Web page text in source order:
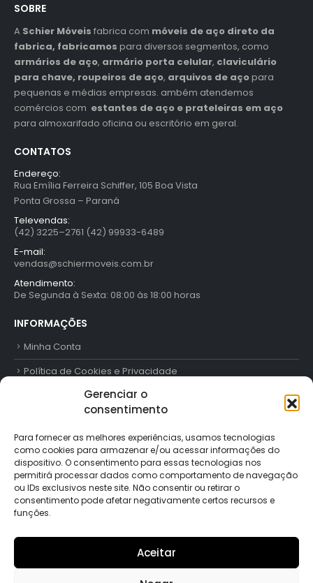
Gerenciar o
consentimento
Para fornecer as melhores experiências, usamos tecnologias
como cookies para armazenar e/ou acessar informações do
dispositivo. O consentimento para essas tecnologias nos
permitirá processar dados como comportamento de navegação
ou IDs exclusivos neste site. Não consentir ou retirar o
consentimento pode afetar negativamente certos recursos e
funções.
Aceitar
SOBRE
A Schier Móveis fabrica com móveis de aço direto da
fabrica, fabricamos para diversos segmentos, como
armários de aço, armário porta celular, claviculário
para chave, roupeiros de aço, arquivos de açopara
pequenas e médias empresas. ambém atendemos
comércios com estantes de aço e prateleiras em aço
para almoxarifado oficina ou escritório em geral.
CONTATOS
Endereço:
Rua Emília Ferreira Schiffer, 105 Boa Vista
Ponta Grossa – Paraná
Televendas:
(42) 3225–2761 (42) 99933-6489
E-mail:
vendas@schiermoveis.com.br
Atendimento:
De Segunda à Sexta: 08:00 às 18:00 horas
INFORMAÇÕES
Minha Conta
Política de Cookies e Privacidade
Trabalhe Conosco
FORMAS DE PAGAMENTO
SIGA-NOS